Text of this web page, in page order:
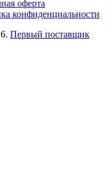
оферта
конфиденциальности
Первый поставщик